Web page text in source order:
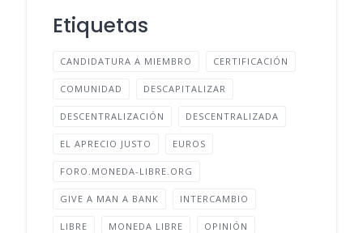
Etiquetas
CANDIDATURA A MIEMBRO CERTIFICACIÓN
COMUNIDAD DESCAPITALIZAR
DESCENTRALIZACIÓN DESCENTRALIZADA
EL APRECIO JUSTO EUROS
FORO.MONEDA-LIBRE.ORG
GIVE A MAN A BANK INTERCAMBIO
LIBRE MONEDA LIBRE OPINIÓN